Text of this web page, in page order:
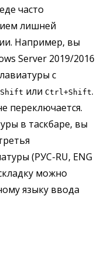
часто
лишней
Например, вы
Server 2019/2016
с
или Ctrl+Shift.
переключается.
в таскбаре, вы
(РУС-RU, ENG
можно
языку ввода